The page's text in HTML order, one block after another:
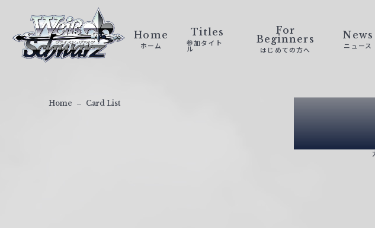
ァ
Home
ホーム
Titles
参加タイト
ル
For
Beginners
はじめての方へ
News
ニュース
Home Card List